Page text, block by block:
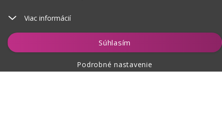
Viac informácií
Súhlasím
Podrobné nastavenie
Vložiť do košíka